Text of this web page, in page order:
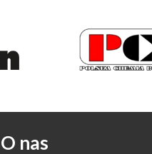
O nas